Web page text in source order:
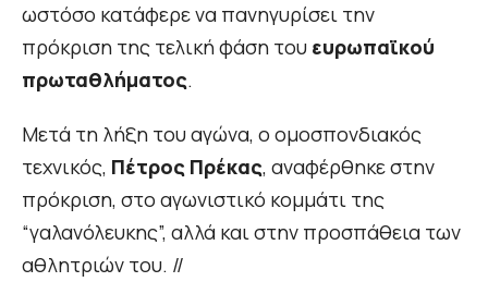
ωστόσο κατάφερε να πανηγυρίσει την
πρόκριση της τελική φάση του ευρωπαϊκού
πρωταθλήματος.
Μετά τη λήξη του αγώνα, ο ομοσπονδιακός
τεχνικός, Πέτρος Πρέκας, αναφέρθηκε στην
πρόκριση, στο αγωνιστικό κομμάτι της
“γαλανόλευκης”, αλλά και στην προσπάθεια των
αθλητριών του. //